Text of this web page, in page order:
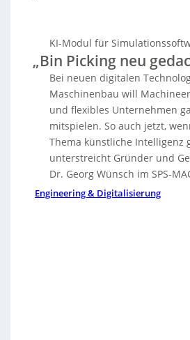
KI-Modul für
„Bin Picking neu
Bei neuen digitalen
Maschinenbau will
und flexibles Unternehmen
mitspielen. So auch jetzt,
Thema künstliche Intelligenz
unterstreicht Gründer und
Dr. Georg Wünsch im SPS-
Engineering & Digitalisierung